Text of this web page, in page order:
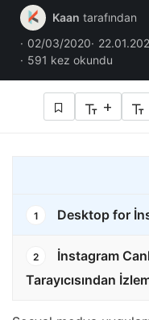
Kaan tarafından
02/03/2020
591 kez okundu
+
1 Desktop for
2
İnstagram
Tarayıcısından